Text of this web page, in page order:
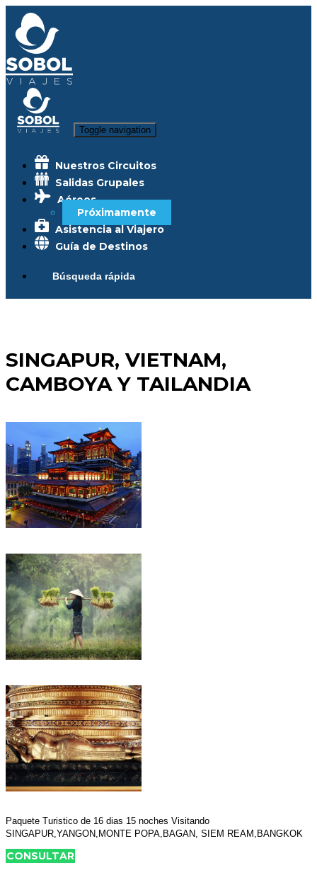
Toggle navigation
Nuestros Circuitos
Salidas Grupales
Aéreos
Próximamente
Asistencia al Viajero
Guía de Destinos
Búsqueda rápida
SINGAPUR, VIETNAM,
CAMBOYA Y TAILANDIA
Paquete Turistico de 16 dias 15 noches Visitando
SINGAPUR,YANGON,MONTE POPA,BAGAN, SIEM REAM,BANGKOK
CONSULTAR